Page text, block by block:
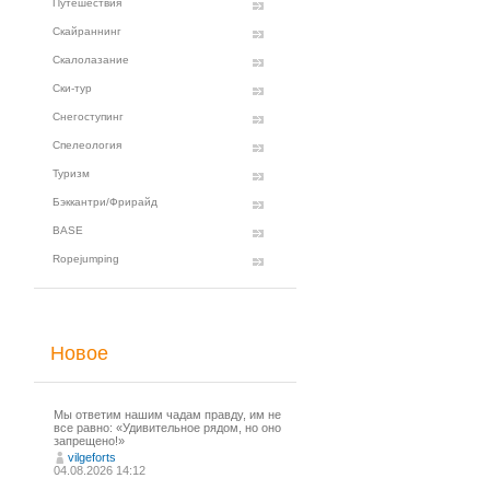
Путешествия
Скайраннинг
Скалолазание
Ски-тур
Снегоступинг
Спелеология
Туризм
Бэккантри/Фрирайд
BASE
Ropejumping
Новое
Мы ответим нашим чадам правду, им не
все равно: «Удивительное рядом, но оно
запрещено!»
vilgeforts
04.08.2026 14:12